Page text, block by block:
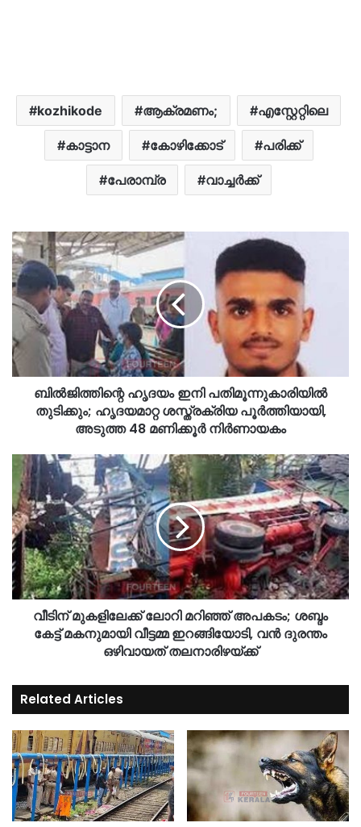
kozhikode ആക്രമണം; എസ്റ്റേറ്റിലെ
കാട്ടാന കോഴിക്കോട് പരിക്ക്
പേരാമ്പ്ര വാച്ചര്‍ക്ക്
ബിൽജിത്തിന്റെ ഹൃദയം ഇനി പതിമൂന്നുകാരിയിൽ
തുടിക്കും; ഹൃദയമാറ്റ ശസ്ത്രക്രിയ പൂർത്തിയായി,
അടുത്ത 48 മണിക്കൂർ നിർണായകം
വീടിന് മുകളിലേക്ക് ലോറി മറിഞ്ഞ് അപകടം; ശബ്ദം
കേട്ട് മകനുമായി വീട്ടമ്മ ഇറങ്ങിയോടി, വന്‍ ദുരന്തം
ഒഴിവായത് തലനാരിഴയ്ക്ക്
Related Articles